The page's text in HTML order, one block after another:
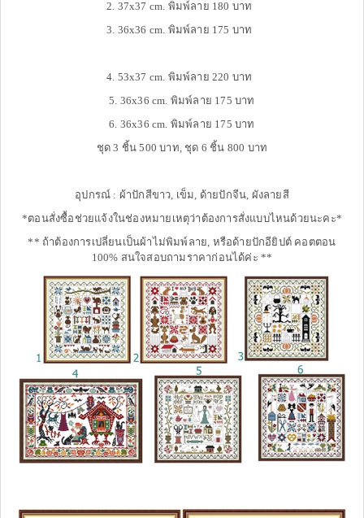
2. 37x37 cm. พิมพ์ลาย 180 บาท
3. 36x36 cm. พิมพ์ลาย 175 บาท
4. 53x37 cm. พิมพ์ลาย 220 บาท
5. 36x36 cm. พิมพ์ลาย 175 บาท
6. 36x36 cm. พิมพ์ลาย 175 บาท
ชุด 3 ชิ้น 500 บาท, ชุด 6 ชิ้น 800 บาท
อุปกรณ์ : ผ้าปักสีขาว, เข็ม, ด้ายปักจีน, ผังลายสี
*ตอนสั่งซื้อช่วยแจ้งในช่องหมายเหตุว่าต้องการสั่งแบบไหนด้วยนะคะ*
** ถ้าต้องการเปลี่ยนเป็นผ้าไม่พิมพ์ลาย, หรือด้ายปักอียิปต์ คอตตอน
100% สนใจสอบถามราคาก่อนได้ค่ะ **